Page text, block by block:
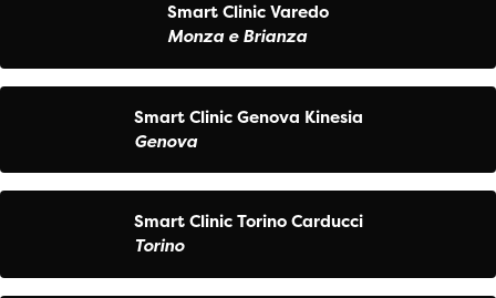
Smart Clinic Varedo
Monza e Brianza
Smart Clinic Genova Kinesia
Genova
Smart Clinic Torino Carducci
Torino